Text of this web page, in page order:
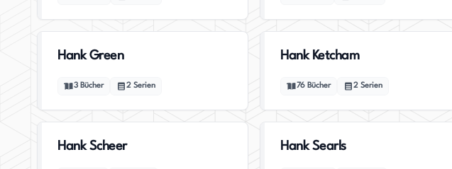
Hank Green
3 Bücher 2 Serien
Hank Ketcham
76 Bücher 2 Serien
Hank Scheer Hank Searls